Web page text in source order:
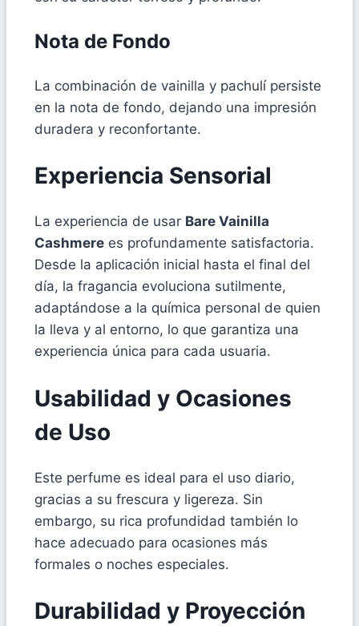
Nota de Fondo
La combinación de vainilla y pachulí persiste
en la nota de fondo, dejando una impresión
duradera y reconfortante.
Experiencia Sensorial
La experiencia de usar Bare Vainilla
Cashmere es profundamente satisfactoria.
Desde la aplicación inicial hasta el final del
día, la fragancia evoluciona sutilmente,
adaptándose a la química personal de quien
la lleva y al entorno, lo que garantiza una
experiencia única para cada usuaria.
Usabilidad y Ocasiones
de Uso
Este perfume es ideal para el uso diario,
gracias a su frescura y ligereza. Sin
embargo, su rica profundidad también lo
hace adecuado para ocasiones más
formales o noches especiales.
Durabilidad y Proyección